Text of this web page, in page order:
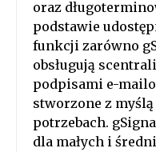
oraz
podstawie
funkcji zarówno
obsługują
podpisami e-
stworzone z
potrzebach.
dla małych i